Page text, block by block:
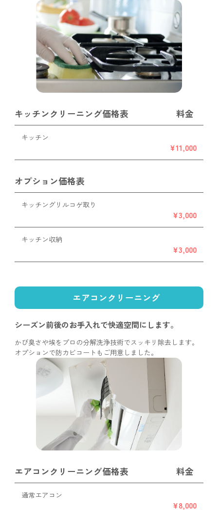
キッチンクリーニング価格表 料金
キッチン
¥11,000
オプション価格表
キッチングリルコゲ取り
¥3,000
キッチン収納
¥3,000
エアコンクリーニング
シーズン前後のお手入れで快適空間にします。
かび臭さや埃をプロの分解洗浄技術でスッキリ除去します。
オプションで防カビコートもご用意しました。
エアコンクリーニング価格表 料金
通常エアコン
¥8,000